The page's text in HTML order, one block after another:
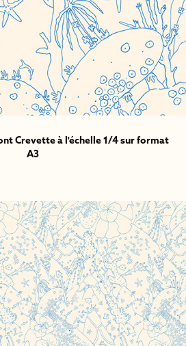
Crevette à l'échelle 1/4 sur format
A3